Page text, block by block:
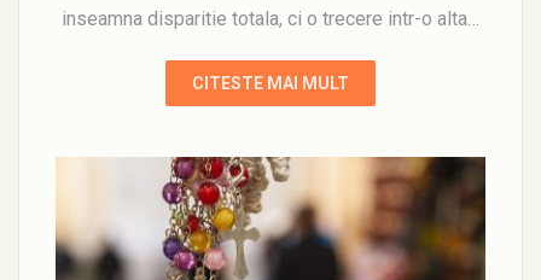
inseamna disparitie totala, ci o trecere intr-o alta…
CITESTE MAI MULT